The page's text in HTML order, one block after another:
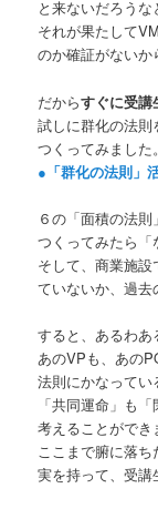
と来ないだろうな
それが果たして
のか確証がないか
だからすぐに受講
試しに群化の法
つくってみました。
●「群化の法則」
６の「面積の法
つくってみたら「
そして、商業施
ていないか、過去
すると、あるわあ
あのVPも、あの
法則にかなってい
「共同運命」も
考えることができ
ここまで腑に落ち
実を持って、受講